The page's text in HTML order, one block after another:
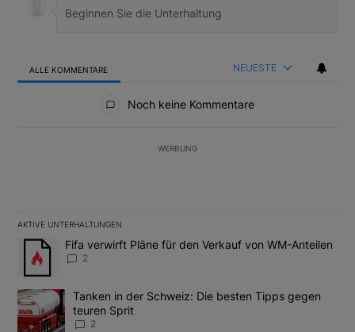
ALLE KOMMENTARE NEUESTE
Noch keine Kommentare
WERBUNG
AKTIVE UNTERHALTUNGEN
Das Folgende ist eine Liste der am meisten kommentierten
Ein Trendartikel mit dem Titel "Fifa verwirft Pläne für den
Fifa verwirft Pläne für den Verkauf von WM-Anteilen
2
Ein Trendartikel mit dem Titel "Tanken in der Schweiz: Die
Tanken in der Schweiz: Die besten Tipps gegen
teuren Sprit
2